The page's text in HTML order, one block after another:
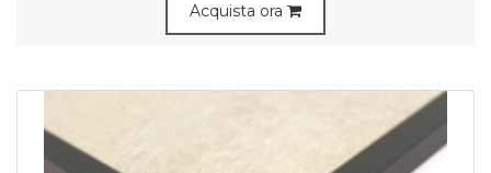
Acquista ora